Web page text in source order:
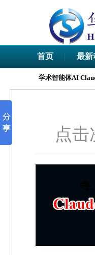
首页 最新
学术智能体AI Claude
点击